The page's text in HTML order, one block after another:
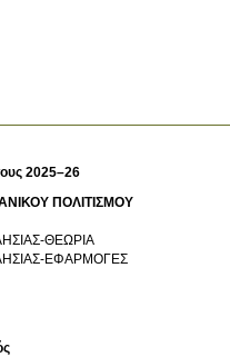
2025–26
ΠΟΛΙΤΙΣΜΟΥ
ΘΕΩΡΙΑ
ΕΦΑΡΜΟΓΕΣ